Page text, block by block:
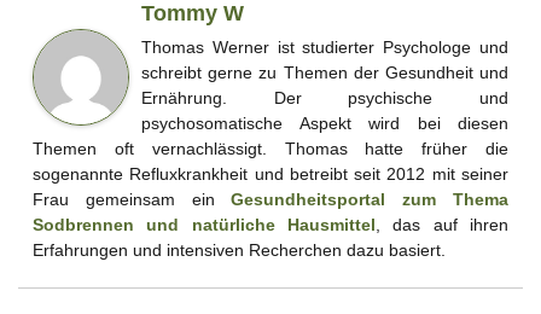
Tommy W
Thomas Werner ist studierter Psychologe und
schreibt gerne zu Themen der Gesundheit und
Ernährung. Der psychische und
psychosomatische Aspekt wird bei diesen
Themen oft vernachlässigt. Thomas hatte früher die
sogenannte Refluxkrankheit und betreibt seit 2012 mit seiner
Frau gemeinsam einGesundheitsportal zum Thema
Sodbrennen und natürliche Hausmittel, das auf ihren
Erfahrungen und intensiven Recherchen dazu basiert.